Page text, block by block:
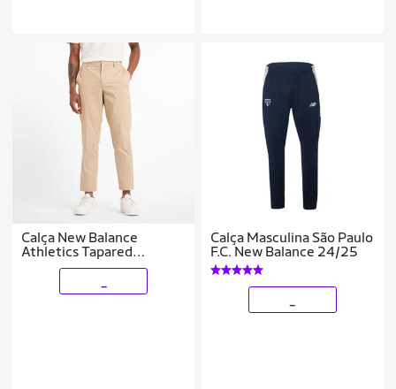
Calça New Balance
Athletics Tapared
Masculina
Calça Masculina São Paulo
F.C. New Balance 24/25